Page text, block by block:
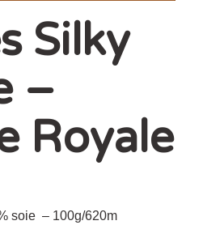
Silky
–
Royale
soie – 100g/620m